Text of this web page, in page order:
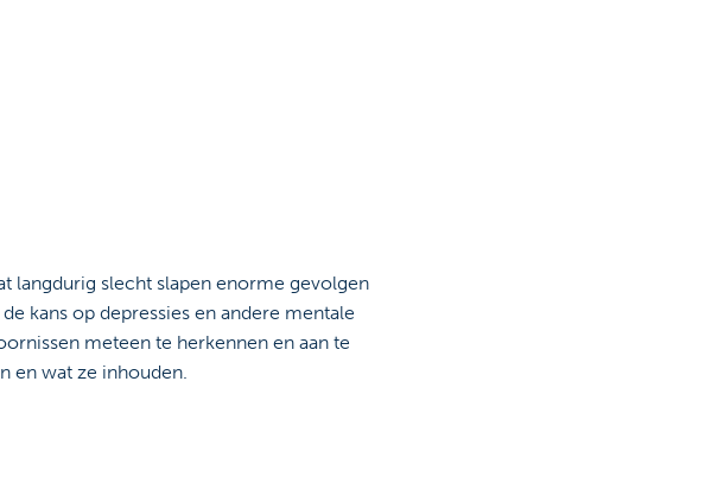
langdurig slecht slapen enorme gevolgen
kans op depressies en andere mentale
meteen te herkennen en aan te
en wat ze inhouden.